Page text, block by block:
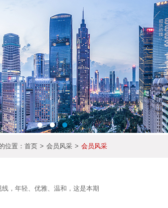
位置： 首页 > 会员风采 > 会员风采
，年轻、优雅、温和，这是本期